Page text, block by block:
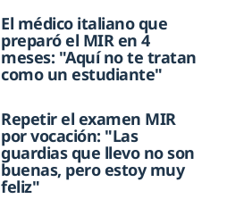
El médico italiano que
preparó el MIR en 4
meses: "Aquí no te tratan
como un estudiante"
Repetir el examen MIR
por vocación: "Las
guardias que llevo no son
buenas, pero estoy muy
feliz"